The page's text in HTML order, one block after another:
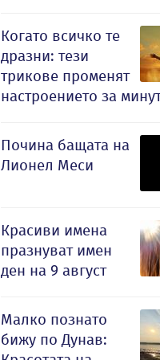
Когато всичко те
дразни: тези
трикове променят
настроението за
Почина бащата на
Лионел Меси
Красиви имена
празнуват имен
ден на 9 август
Малко познато
бижу по Дунав: